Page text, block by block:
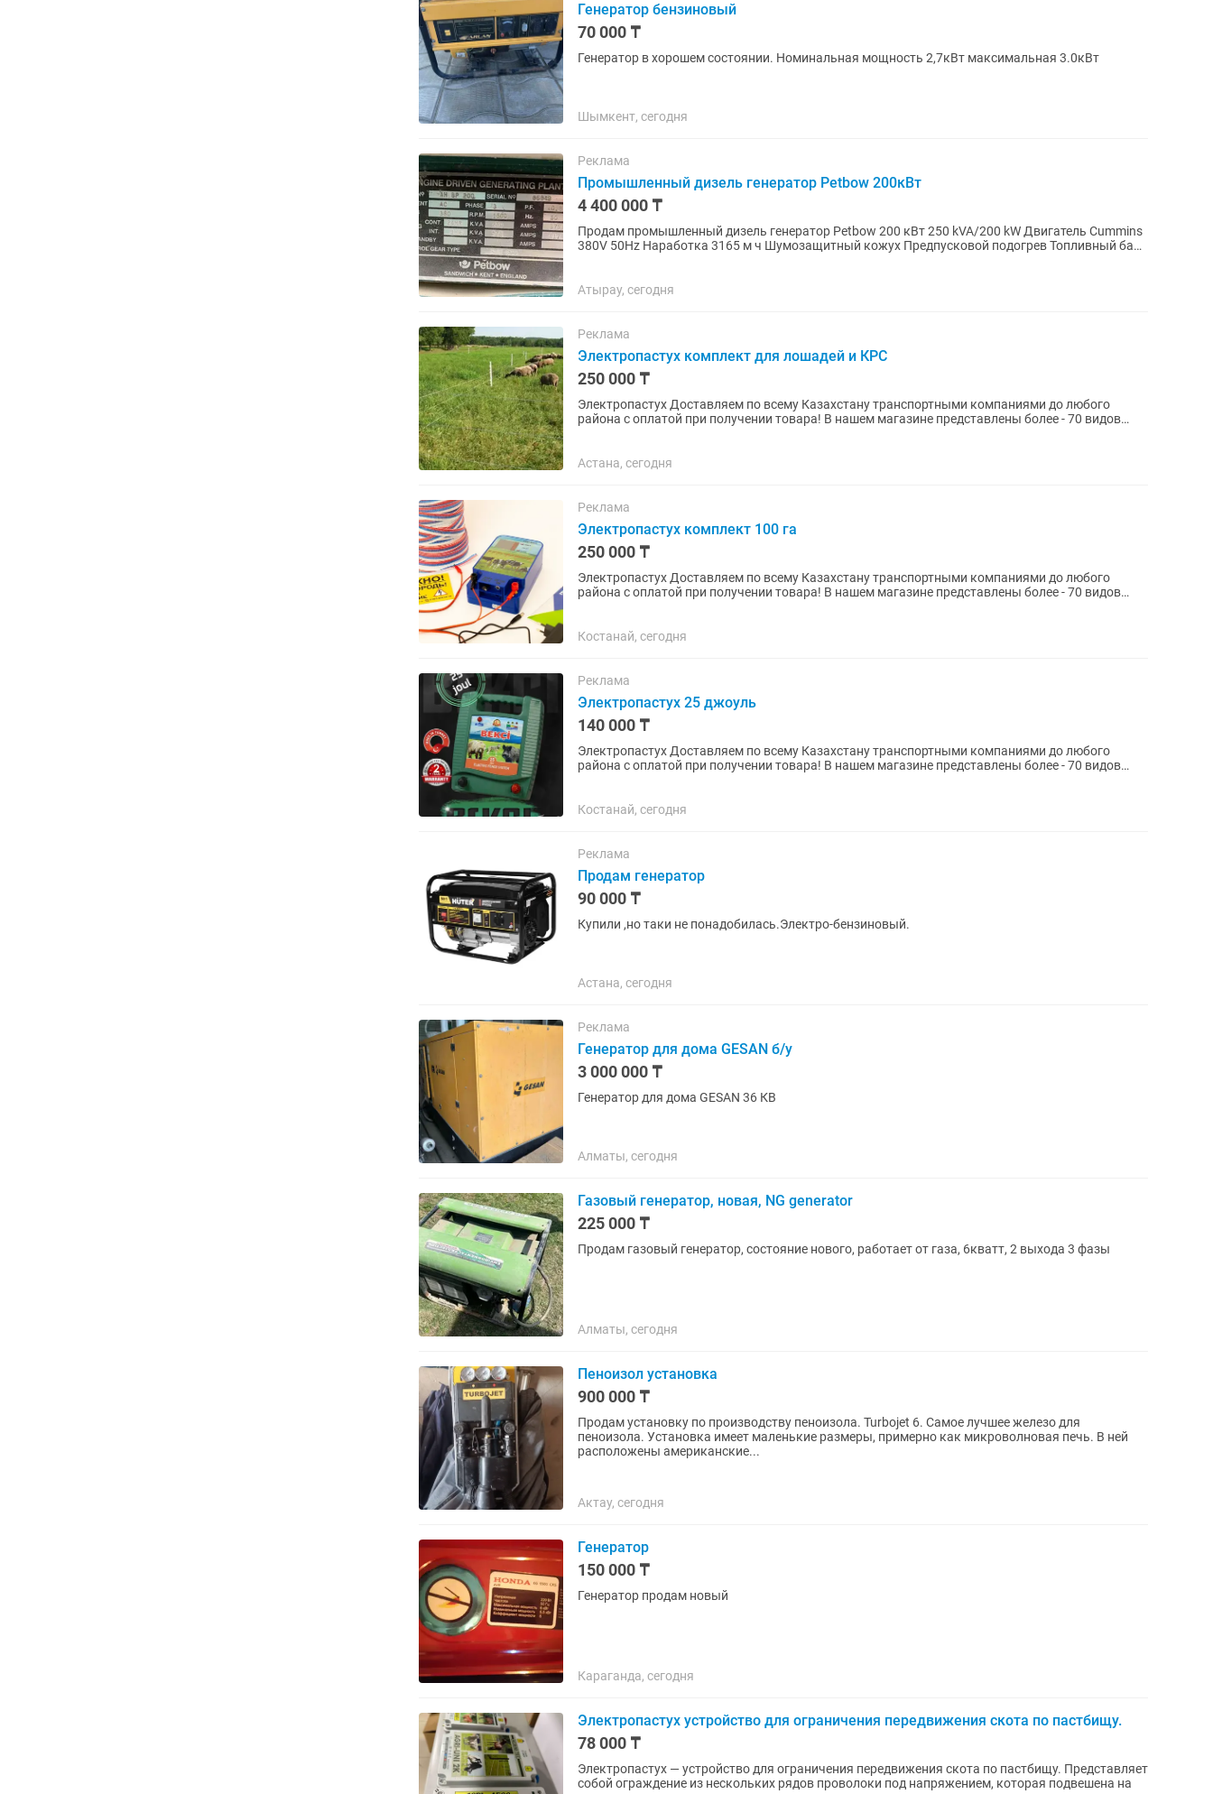
Генератор бензиновый
70 000 ₸
Генератор в хорошем состоянии. Номинальная мощность 2,7кВт максимальная 3.0кВт
Шымкент, сегодня
Реклама
Промышленный дизель генератор Petbow 200кВт
4 400 000 ₸
Продам промышленный дизель генератор Petbow 200 кВт 250 kVA/200 kW Двигатель Cummins
380V 50Hz Наработка 3165 м ч Шумозащитный кожух Предпусковой подогрев Топливный бак
Атырау, сегодня
Реклама
Электропастух комплект для лошадей и КРС
250 000 ₸
Электропастух Доставляем по всему Казахстану транспортными компаниями до любого
района с оплатой при получении товара! В нашем магазине представлены более - 70 видов
Астана, сегодня
Реклама
Электропастух комплект 100 га
250 000 ₸
Электропастух Доставляем по всему Казахстану транспортными компаниями до любого
района с оплатой при получении товара! В нашем магазине представлены более - 70 видов
Костанай, сегодня
Реклама
Электропастух 25 джоуль
140 000 ₸
Электропастух Доставляем по всему Казахстану транспортными компаниями до любого
района с оплатой при получении товара! В нашем магазине представлены более - 70 видов
Костанай, сегодня
Реклама
Продам генератор
90 000 ₸
Купили ,но таки не понадобилась.Электро-бензиновый.
Астана, сегодня
Реклама
Генератор для дома GESAN б/у
3 000 000 ₸
Генератор для дома GESAN 36 КВ
Алматы, сегодня
Газовый генератор, новая, NG generator
225 000 ₸
Продам газовый генератор, состояние нового, работает от газа, 6кватт, 2 выхода 3 фазы
Алматы, сегодня
Пеноизол установка
900 000 ₸
Продам установку по производству пеноизола. Turbojet 6. Самое лучшее железо для
пеноизола. Установка имеет маленькие размеры, примерно как микроволновая печь. В ней
расположены американские...
Актау, сегодня
Генератор
150 000 ₸
Генератор продам новый
Караганда, сегодня
Электропастух устройство для ограничения передвижения скота по пастбищу.
78 000 ₸
Электропастух — устройство для ограничения передвижения скота по пастбищу. Представляет
собой ограждение из нескольких рядов проволоки под напряжением, которая подвешена на